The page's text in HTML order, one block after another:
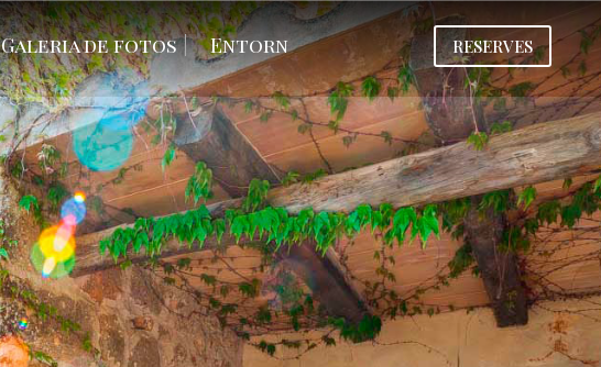
Galeria de fotos Entorn RESERVES